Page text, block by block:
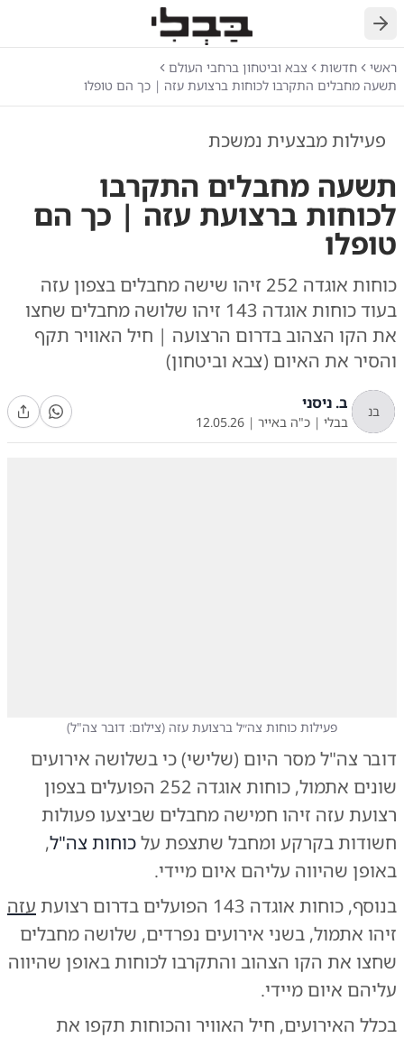
חזרה
ראשי חדשות
צבא וביטחון ברחבי העולם
תשעה מחבלים התקרבו לכוחות ברצועת עזה | כך הם טופלו
פעילות מבצעית נמשכת
תשעה מחבלים התקרבו
לכוחות ברצועת עזה | כך הם
טופלו
כוחות אוגדה 252 זיהו שישה מחבלים בצפון עזה
בעוד כוחות אוגדה 143 זיהו שלושה מחבלים שחצו
את הקו הצהוב בדרום הרצועה | חיל האוויר תקף
והסיר את האיום (צבא וביטחון)
בנ ב. ניסני
בבלי | כ"ה באייר |
12.05.26
פעילות כוחות צה״ל ברצועת עזה (צילום: דובר צה"ל)
דובר צה"ל מסר היום (שלישי) כי בשלושה אירועים
שונים אתמול, כוחות אוגדה 252 הפועלים בצפון
רצועת עזה זיהו חמישה מחבלים שביצעו פעולות
חשודות בקרקע ומחבל שתצפת עלכוחות צה"ל,
באופן שהיווה עליהם איום מיידי.
בנוסף, כוחות אוגדה 143 הפועלים בדרום רצועת
עזה
זיהו אתמול, בשני אירועים נפרדים, שלושה מחבלים
שחצו את הקו הצהוב והתקרבו לכוחות באופן שהיווה
עליהם איום מיידי.
בכלל האירועים, חיל האוויר והכוחות תקפו את